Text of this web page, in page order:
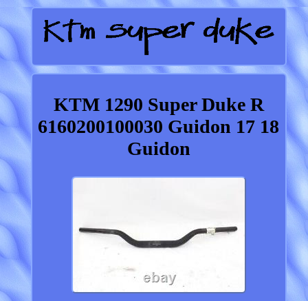
KTM 1290 Super Duke R
6160200100030 Guidon 17 18
Guidon